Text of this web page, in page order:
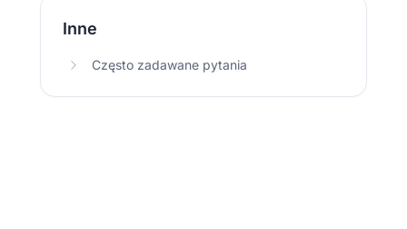
Inne
Często zadawane pytania